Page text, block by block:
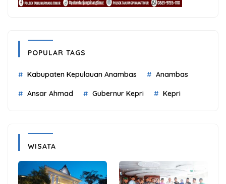
POPULAR TAGS
Kabupaten Kepulauan Anambas Anambas
Ansar Ahmad Gubernur Kepri Kepri
WISATA